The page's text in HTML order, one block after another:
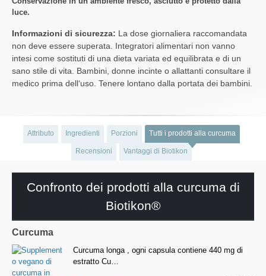
luce.
Informazioni di sicurezza: La dose giornaliera raccomandata
non deve essere superata. Integratori alimentari non vanno
intesi come sostituti di una dieta variata ed equilibrata e di un
sano stile di vita. Bambini, donne incinte o allattanti consultare il
medico prima dell‘uso. Tenere lontano dalla portata dei bambini.
Attributo Ingredienti Porzioni Tutti i prodotti alla curcuma
Recensioni Vantaggi di Biotikon
Confronto dei prodotti alla curcuma di
Biotikon®
Curcuma
Curcuma longa , ogni capsula contiene 440 mg di
estratto Cu…